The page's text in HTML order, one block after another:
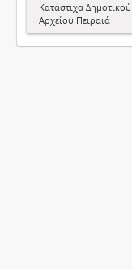
Κατάστιχα Δημοτικού
Αρχείου Πειραιά